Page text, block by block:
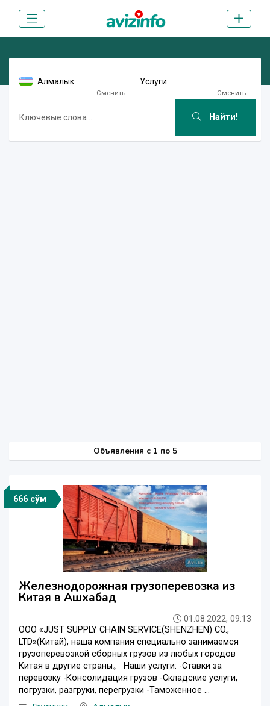
Алмалык
Сменить
Услуги
Сменить
Найти!
Объявления c 1 по 5
666 сўм
Железнодорожная грузоперевозка из
Китая в Ашхабад
01.08.2022, 09:13
ООО «JUST SUPPLY CHAIN SERVICE(SHENZHEN) CO.,
LTD»(Китай), наша компания специально занимаемся
грузоперевозкой сборных грузов из любых городов
Китая в другие страны。 Наши услуги: -Ставки за
перевозку -Консолидация грузов -Складские услуги,
погрузки, разгруки, перегрузки -Таможенное ...